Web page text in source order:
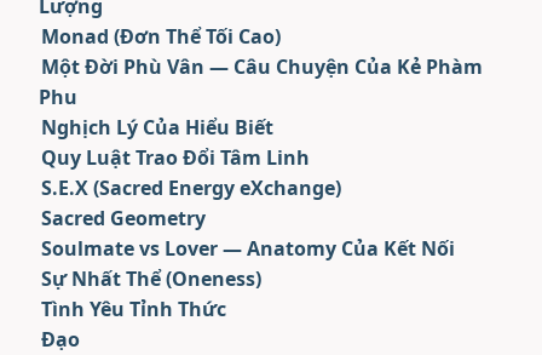
Lượng
Monad (Đơn Thể Tối Cao)
Một Đời Phù Vân — Câu Chuyện Của Kẻ Phàm
Phu
Nghịch Lý Của Hiểu Biết
Quy Luật Trao Đổi Tâm Linh
S.E.X (Sacred Energy eXchange)
Sacred Geometry
Soulmate vs Lover — Anatomy Của Kết Nối
Sự Nhất Thể (Oneness)
Tình Yêu Tỉnh Thức
Đạo